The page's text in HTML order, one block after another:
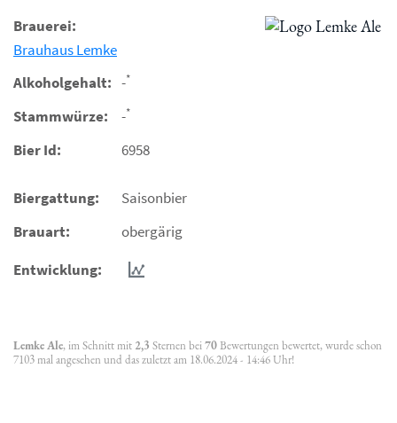
Brauerei:
Brauhaus Lemke
Alkoholgehalt: -*
Stammwürze: -*
Bier Id: 6958
Biergattung:
Saisonbier
Brauart:
obergärig
Entwicklung:
Lemke Ale, im Schnitt mit 2,3 Sternen bei70Bewertungen bewertet, wurde schon
7103 mal angesehen und das zuletzt am 18.06.2024 - 14:46 Uhr!